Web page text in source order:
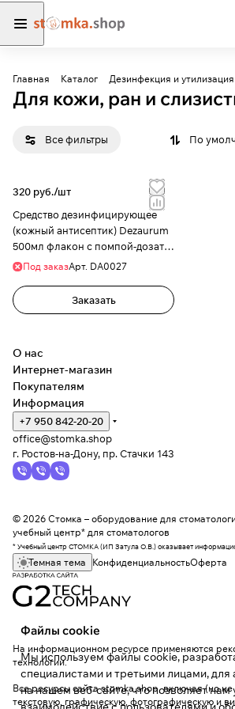
Главная Каталог Дезинфекция и утилизация
Для кожи, ран и
Все фильтры По
320 руб./шт
Средство дезинфицирующее
(кожный антисептик) Dezaurum
500мл флакон с помпой-дозат.
(без отдушки)
Под заказАрт. DA0027
Заказать
Файлы cookie
Мы используем файлы cookie,
специалистами и третьими лицами, для
на нашем веб-сайте, что позволяет нам
О нас
Интернет-магазин
Покупателям
Информация
+7 950 842-20-20
office@stomka.shop
г. Ростов-на-Дону, пр. Стачки 143
© 2026 Стомка – оборудование для
учебный центр* для стоматологов
* Учебный центр СТОМКА (ИП Затула О.В.) оказывает
Темная тема КонфиденциальностьОферта
На информационном ресурсе применяются
технологии.
Все ресурсы сайта stomka.shop, включая (но не
текстовую, графическую, фотографическую и